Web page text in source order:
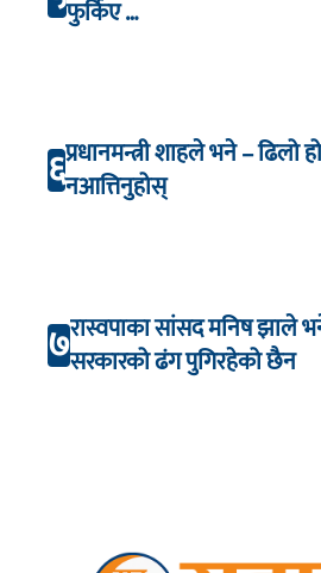
फुर्किए …
६प्रधानमन्त्री शाहले भने –
नआत्तिनुहोस्
७रास्वपाका सांसद मनिष झाले
सरकारको ढंग पुगिरहेको छैन